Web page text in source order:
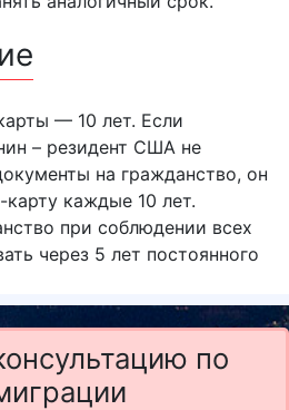
— 10 лет. Если
– резидент США не
на гражданство, он
каждые 10 лет.
при соблюдении всех
через 5 лет постоянного
по